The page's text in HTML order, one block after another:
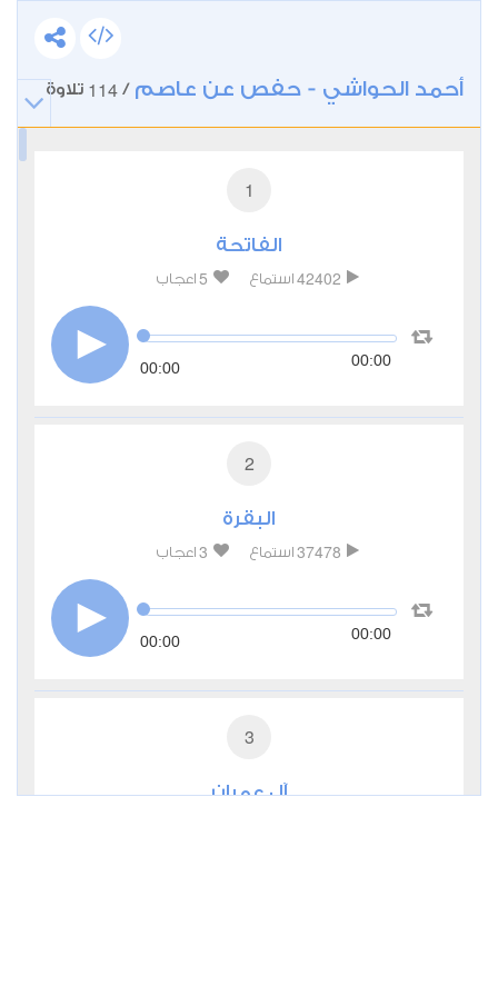
أحمد الحواشي - حفص عن عاصم /
114 تلاوة
1
الفاتحة
42402 استماع 5 اعجاب
00:00 00:00
2
البقرة
37478 استماع 3 اعجاب
00:00 00:00
3
آل عمران